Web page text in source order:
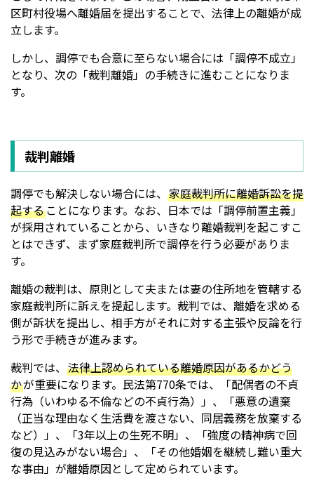
区町村役場へ離婚届を提出することで、法律上の離婚が成
立します。
しかし、調停でも合意に至らない場合には「調停不成立」
となり、次の「裁判離婚」の手続きに進むことになりま
す。
裁判離婚
調停でも解決しない場合には、 家庭裁判所に離婚訴訟を提
起することになります。なお、日本では「調停前置主義」
が採用されていることから、いきなり離婚裁判を起こすこ
とはできず、まず家庭裁判所で調停を行う必要がありま
す。
離婚の裁判は、原則として夫または妻の住所地を管轄する
家庭裁判所に訴えを提起します。裁判では、離婚を求める
側が訴状を提出し、相手方がそれに対する主張や反論を行
う形で手続きが進みます。
裁判では、 法律上認められている離婚原因があるかどう
かが重要になります。民法第770条では、「配偶者の不貞
行為（いわゆる不倫などの不貞行為）」、「悪意の遺棄
（正当な理由なく生活費を渡さない、同居義務を放棄する
など）」、「3年以上の生死不明」、「強度の精神病で回
復の見込みがない場合」、「その他婚姻を継続し難い重大
な事由」が離婚原因として定められています。